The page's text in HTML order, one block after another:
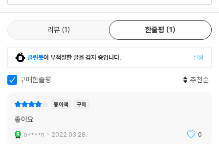
32 옷장
Katemini 친구들
리뷰 1 한줄평 1
클린봇이 부적절한 글을 감지 중입니다. 설정
구매한줄평 추천순
종이책 구매
좋아요
o****n 2022.03.28. 0